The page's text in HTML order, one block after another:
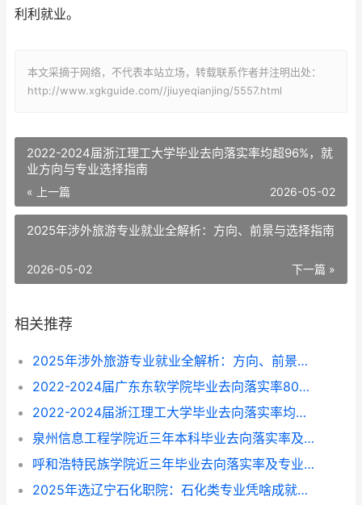
利利就业。
本文采摘于网络，不代表本站立场，转载联系作者并注明出处：
http://www.xgkguide.com//jiuyeqianjing/5557.html
2022-2024届浙江理工大学毕业去向落实率均超96%，就
业方向与专业选择指南
« 上一篇 2026-05-02
2025年涉外旅游专业就业全解析：方向、前景与选择指南
下一篇 »
2026-05-02
相关推荐
2025年涉外旅游专业就业全解析：方向、前景与选择指南
2022-2024届广东东软学院毕业去向落实率80%-87%，这些专业找工作更顺？
2022-2024届浙江理工大学毕业去向落实率均超96%，就业方向与专业选择指南
泉州信息工程学院近三年本科毕业去向落实率及专业就业前景解析（2022-2024）
呼和浩特民族学院近三年毕业去向落实率及专业就业情况解析（2022-2024）
2025年选辽宁石化职院：石化类专业凭啥成就业“香饽饽”？附专业挑拣指南